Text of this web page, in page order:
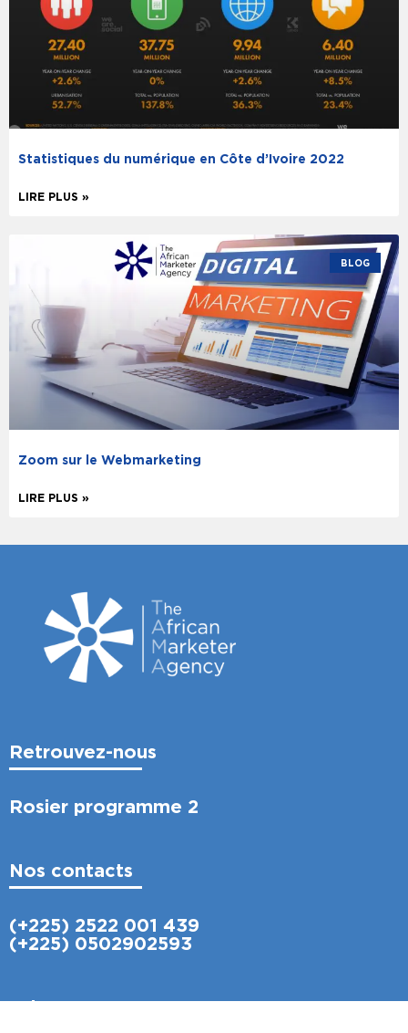
Statistiques du numérique en Côte d’Ivoire 2022
LIRE PLUS »
BLOG
Zoom sur le Webmarketing
LIRE PLUS »
Retrouvez-nous
Rosier programme 2
Nos contacts
(+225) 2522 001 439
(+225) 0502902593
Suivez-nous